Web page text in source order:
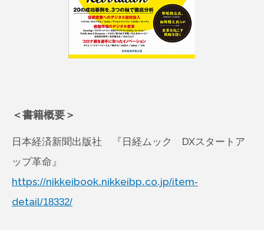
＜書籍概要＞
日本経済新聞出版社 『日経ムック DXスタートア
ップ革命』
https://nikkeibook.nikkeibp.co.jp/item-
detail/18332/